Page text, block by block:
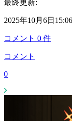
最終更新:
2025年10月6日15:06
コメント 0 件
コメント
0